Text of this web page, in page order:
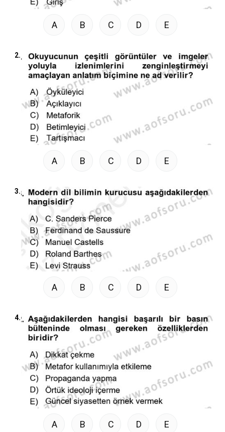
A B C D E
2.
A B C D E
3.
A B C D E
4.
A B C D E